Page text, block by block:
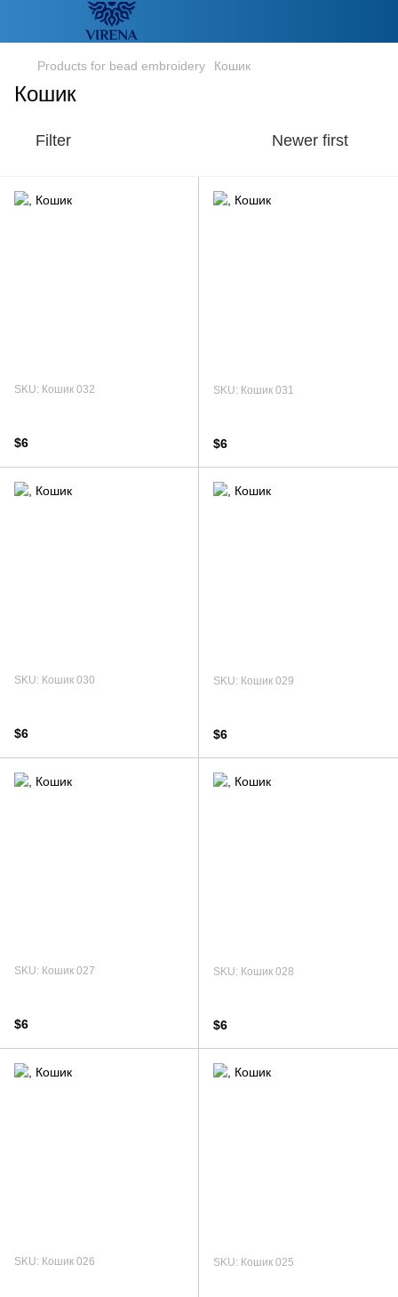
Products for bead embroidery Кошик
Кошик
Filter Newer first
SKU: Кошик 032
$6
SKU: Кошик 031
$6
SKU: Кошик 030
$6
SKU: Кошик 029
$6
SKU: Кошик 027
$6
SKU: Кошик 028
$6
SKU: Кошик 026 SKU: Кошик 025